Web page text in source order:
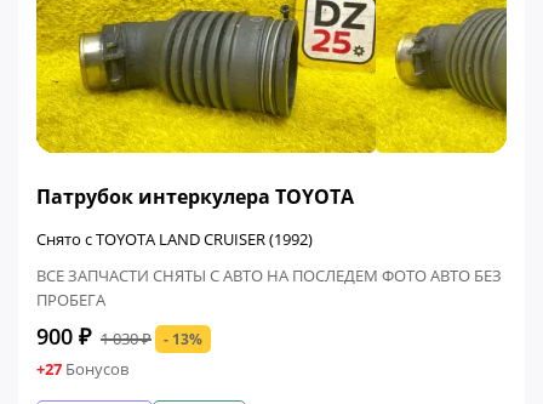
Патрубок интеркулера TOYOTA
Снято с TOYOTA LAND CRUISER (1992)
ВСЕ ЗАПЧАСТИ СНЯТЫ С АВТО НА ПОСЛЕДЕМ ФОТО АВТО БЕЗ
ПРОБЕГА
900 ₽ 1 030 ₽ - 13%
+27 Бонусов